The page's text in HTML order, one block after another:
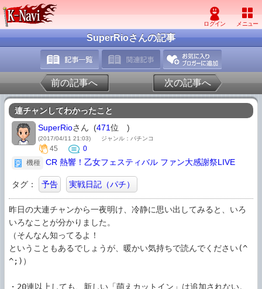
SuperRioさんの記事
前の記事へ 次の記事へ
連チャンしてわかったこと
SuperRioさん (471位 )
(2017/04/11 21:03) ジャンル：パチンコ
45
0
機種
CR 熱響！乙女フェスティバル ファン大感謝祭LIVE
タグ： 予告 実戦日記（パチ）
昨日の大連チャンから一夜明け、冷静に思い出してみると、いろ
いろなことが分かりました。
（そんなん知ってるよ！
ということもあるでしょうが、暖かい気持ちで読んでください(^
^;)）
・20連以上しても、新しい「萌えカットイン」は追加されない。